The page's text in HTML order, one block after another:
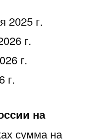
2025 г.
г.
г.
г.
на
сумма на